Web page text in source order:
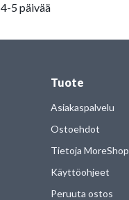
4-5 päivää
Tuote
Asiakaspalvelu
Ostoehdot
Tietoja MoreShop
Käyttöohjeet
Peruuta ostos